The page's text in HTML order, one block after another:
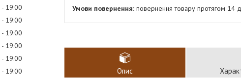
19:00
19:00
19:00
19:00
19:00
19:00
повернення товару протягом 14
Опис